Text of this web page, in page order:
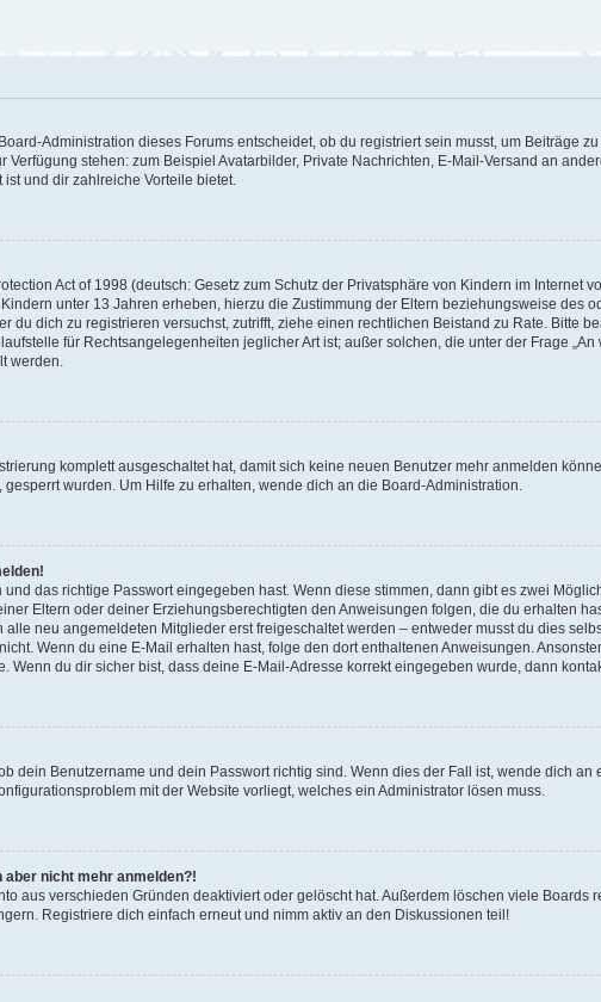
Administration dieses Forums entscheidet, ob du registriert sein musst, um Beiträge
stehen: zum Beispiel Avatarbilder, Private Nachrichten, E-Mail-Versand an
und dir zahlreiche Vorteile bietet.
Act of 1998 (deutsch: Gesetz zum Schutz der Privatsphäre von Kindern im Internet
unter 13 Jahren erheben, hierzu die Zustimmung der Eltern beziehungsweise des
du dich zu registrieren versuchst, zutrifft, ziehe einen rechtlichen Beistand zu Rate. Bitte
für Rechtsangelegenheiten jeglicher Art ist; außer solchen, die unter der Frage
werden.
komplett ausgeschaltet hat, damit sich keine neuen Benutzer mehr anmelden
wurden. Um Hilfe zu erhalten, wende dich an die Board-Administration.
das richtige Passwort eingegeben hast. Wenn diese stimmen, dann gibt es zwei
Eltern oder deiner Erziehungsberechtigten den Anweisungen folgen, die du erhalten
neu angemeldeten Mitglieder erst freigeschaltet werden – entweder musst du dies
Wenn du eine E-Mail erhalten hast, folge den dort enthaltenen Anweisungen.
Wenn du dir sicher bist, dass deine E-Mail-Adresse korrekt eingegeben wurde, dann
dein Benutzername und dein Passwort richtig sind. Wenn dies der Fall ist, wende dich
mit der Website vorliegt, welches ein Administrator lösen muss.
nicht mehr anmelden?!
aus verschieden Gründen deaktiviert oder gelöscht hat. Außerdem löschen viele Boards
Registriere dich einfach erneut und nimm aktiv an den Diskussionen teil!